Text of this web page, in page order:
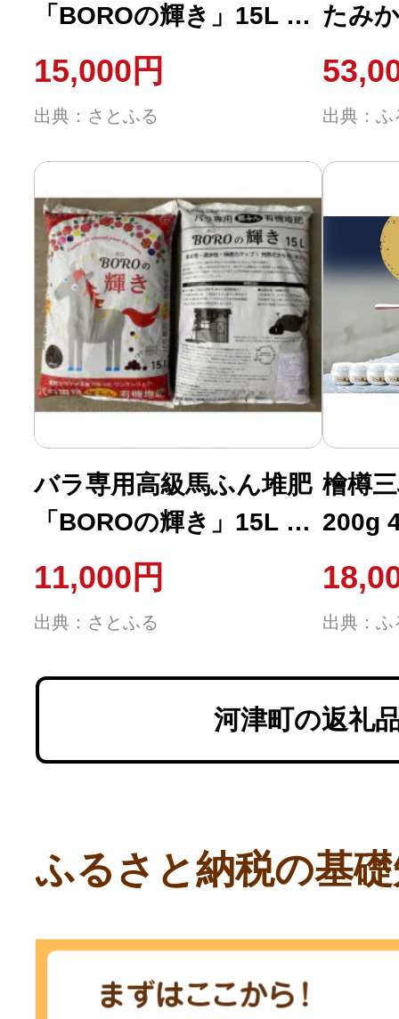
はじめるバイブルとは
よくあるご質問
問い合わせ
「BOROの輝き」15L 3
個セット
15,000円
出典：さとふる
たみ
出典：ふ
バラ専用高級馬ふん堆肥
「BOROの輝き」15L 2
個セット
11,000円
出典：さとふる
檜樽
200g
わせ
あら
4個セ
津 河
出典：ふ
河津町の返礼
ふるさと納税の基